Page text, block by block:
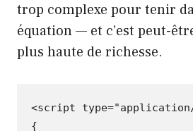
trop complexe pour tenir
équation — et c’est peut-
plus haute de richesse.
<script type=
{